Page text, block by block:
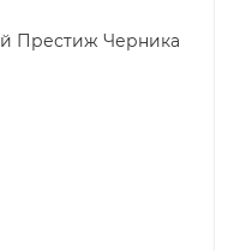
Престиж Черника